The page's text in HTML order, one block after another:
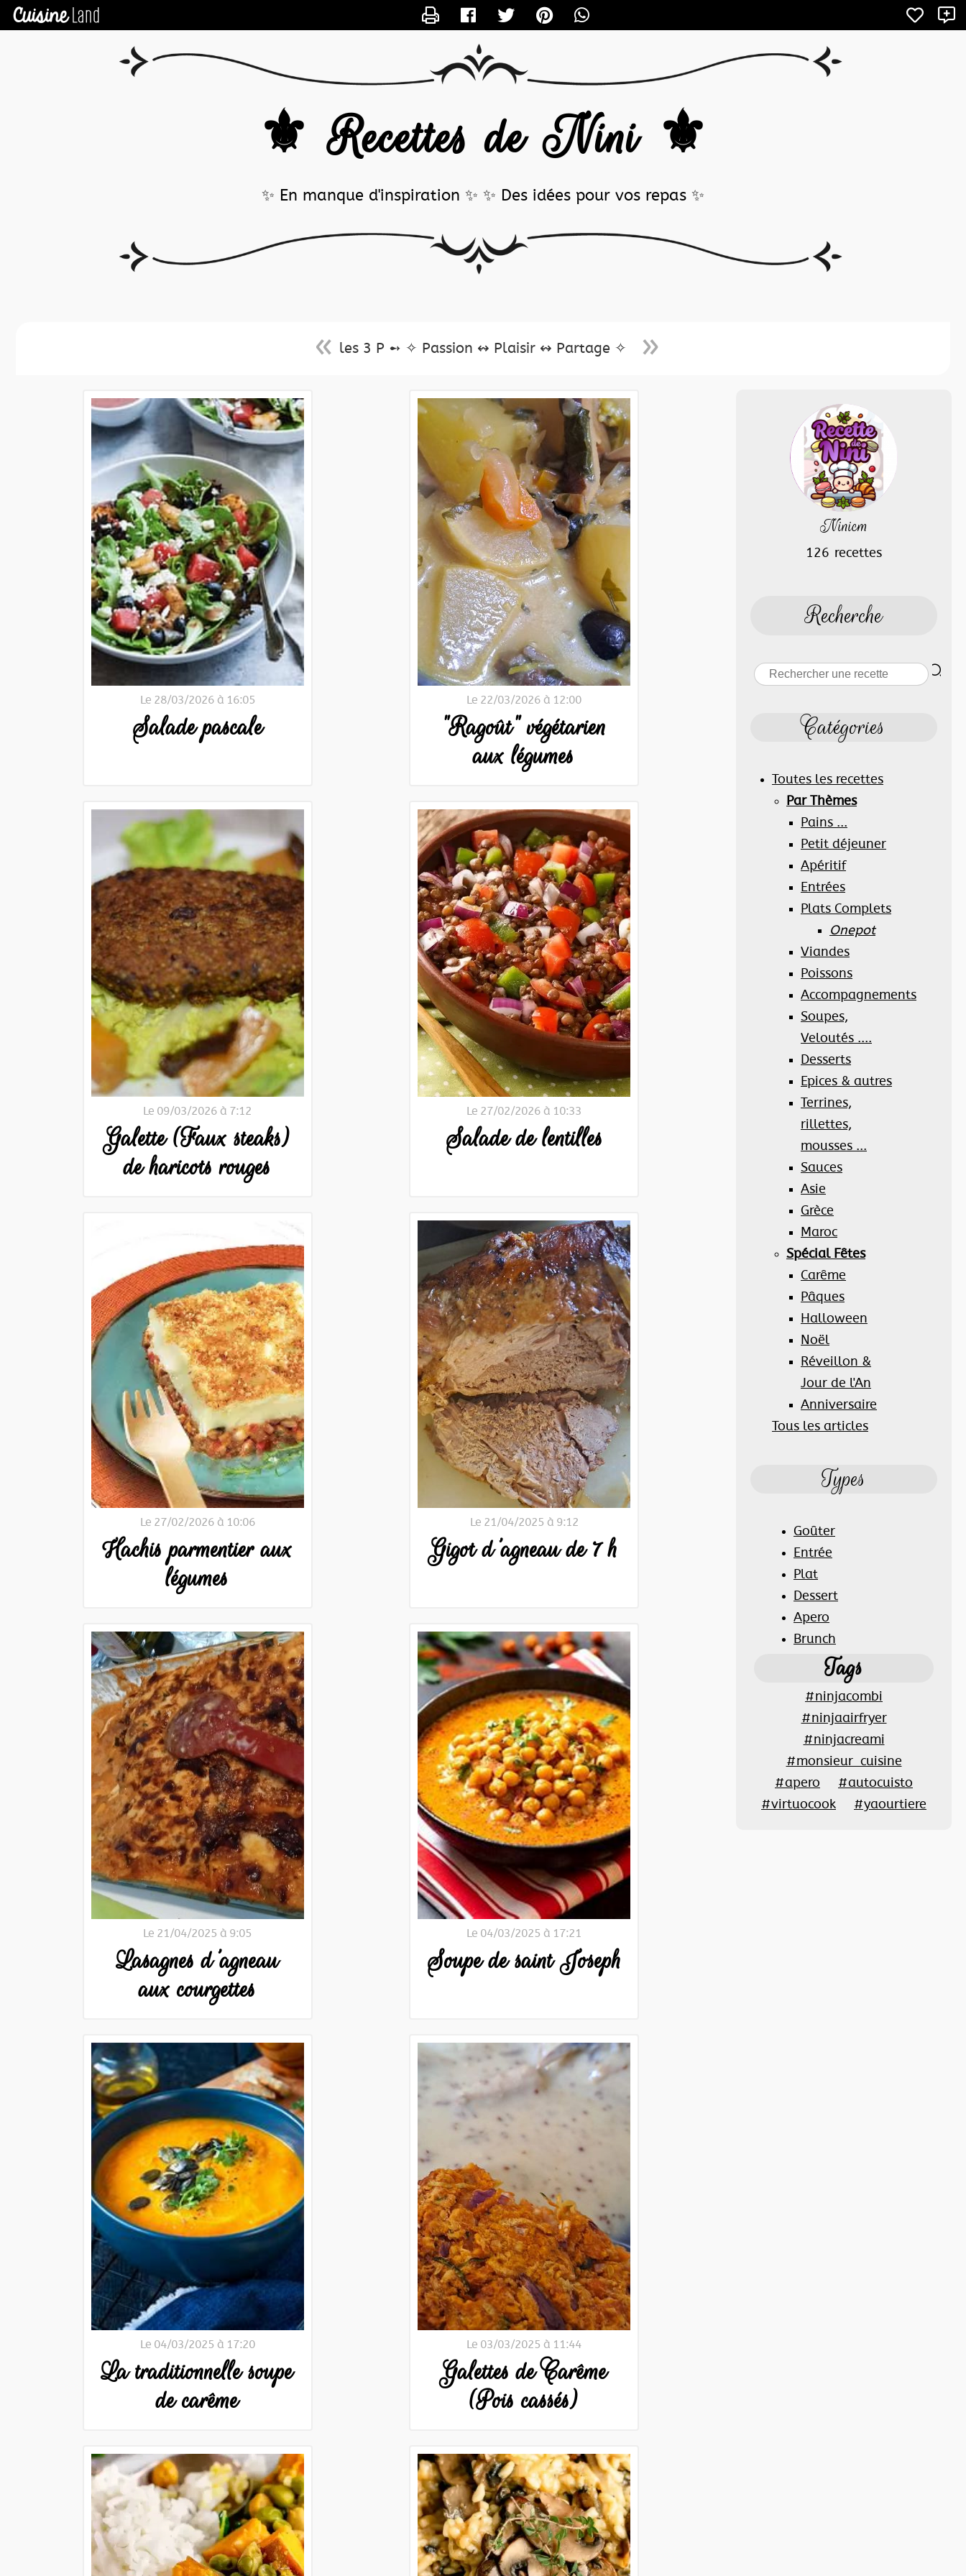
⚜️ Recettes de Nini ⚜️
✨ En manque d'inspiration ✨ ✨ Des idées pour vos repas ✨
les 3 P ➻ ✧ Passion ↭ Plaisir ↭ Partage ✧
Le 28/03/2026 à 16:05
Salade pascale
Le 22/03/2026 à 12:00
"Ragoût" végétarien
aux légumes
Le 09/03/2026 à 7:12
Galette (Faux steaks)
de haricots rouges
Le 27/02/2026 à 10:33
Salade de lentilles
Le 27/02/2026 à 10:06
Hachis parmentier aux
légumes
Le 21/04/2025 à 9:12
Gigot d'agneau de 7 h
Le 21/04/2025 à 9:05
Lasagnes d'agneau
aux courgettes
Le 04/03/2025 à 17:21
Soupe de saint Joseph
Le 04/03/2025 à 17:20
La traditionnelle soupe
de carême
Le 03/03/2025 à 11:44
Galettes de Carême
(Pois cassés)
Ninicm
126 recettes
Recherche
Catégories
Toutes les recettes
Par Thèmes
Pains ...
Petit déjeuner
Apéritif
Entrées
Plats Complets
Onepot
Viandes
Poissons
Accompagnements
Soupes,
Veloutés ....
Desserts
Epices & autres
Terrines,
rillettes,
mousses ...
Sauces
Asie
Grèce
Maroc
Spécial Fêtes
Carême
Pâques
Halloween
Noël
Réveillon &
Jour de l'An
Anniversaire
Tous les articles
Types
Goûter
Entrée
Plat
Dessert
Apero
Brunch
Tags
#ninjacombi
#ninjaairfryer
#ninjacreami
#monsieur_cuisine
#apero
#autocuisto
#virtuocook
#yaourtiere
X
CONTACTER NINICM